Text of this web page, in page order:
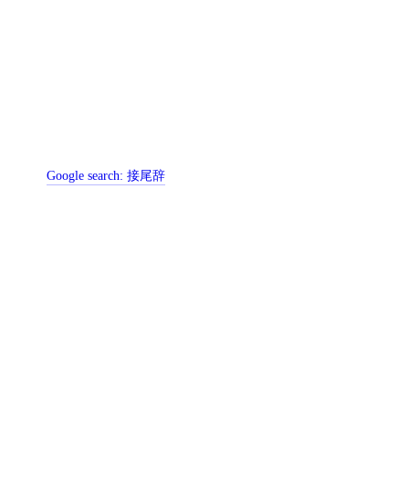
Google search:接尾辞